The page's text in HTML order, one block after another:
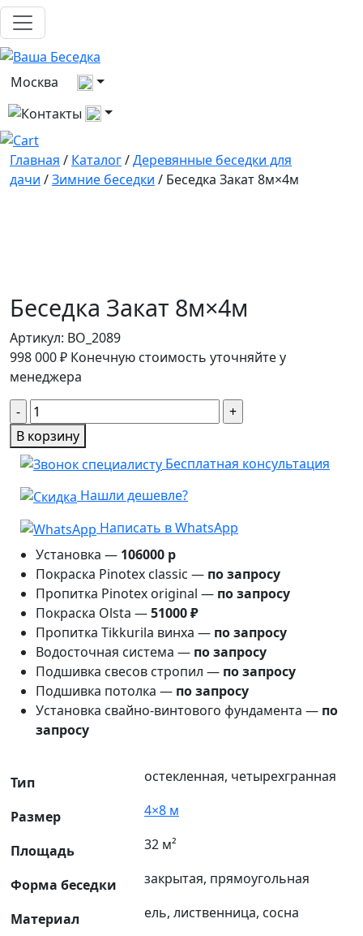
Москва
Выберите город
Все контакты
Главная / Каталог/Деревянные беседки для
дачи /Зимние беседки / Беседка Закат 8м×4м
Беседка Закат 8м×4м
Артикул: BO_2089
998 000₽ Конечную стоимость уточняйте у
менеджера
Количество
товара
Беседка
Закат
8м×4м
В корзину
Бесплатная консультация
Нашли дешевле?
Написать в WhatsApp
Установка — 106000 р
Покраска Pinotex classic — по запросу
Пропитка Pinotex original — по запросу
Покраска Olsta —51000 ₽
Пропитка Tikkurila винха — по запросу
Водосточная система — по запросу
Подшивка свесов стропил — по запросу
Подшивка потолка — по запросу
Установка свайно-винтового фундамента — по
запросу
Тип остекленная, четырехгранная
Размер 4×8 м
Площадь 32 м²
Форма беседки закрытая, прямоугольная
Материал ель, лиственница, сосна